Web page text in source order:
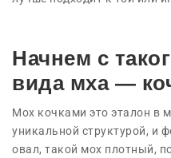
Начнем с
вида мха —
Мох кочками это эталон в
уникальной структурой, и
овал, такой мох плотный,